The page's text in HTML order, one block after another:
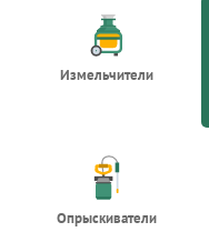
Измельчители
Опрыскиватели